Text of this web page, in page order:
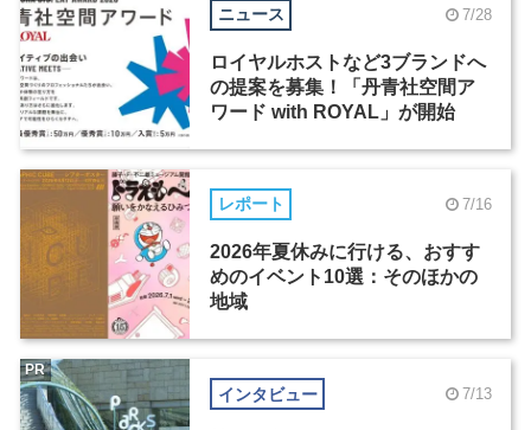
ニュース 7/28
ロイヤルホストなど3ブランドへ
の提案を募集！「丹青社空間ア
ワード with ROYAL」が開始
レポート 7/16
2026年夏休みに行ける、おすす
めのイベント10選：そのほかの
地域
インタビュー 7/13
PR